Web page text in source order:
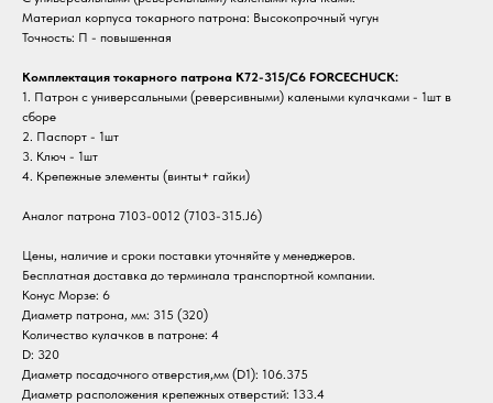
Материал корпуса токарного патрона: Высокопрочный чугун
Точность: П - повышенная
Комплектация токарного патрона K72-315/C6 FORCECHUCK:
1. Патрон с универсальными (реверсивными) калеными кулачками - 1шт в
сборе
2. Паспорт - 1шт
3. Ключ - 1шт
4. Крепежные элементы (винты+ гайки)
Аналог патрона 7103-0012 (7103-315.J6)
Цены, наличие и сроки поставки уточняйте у менеджеров.
Бесплатная доставка до терминала транспортной компании.
Конус Морзе: 6
Диаметр патрона, мм: 315 (320)
Количество кулачков в патроне: 4
D: 320
Диаметр посадочного отверстия,мм (D1): 106.375
Диаметр расположения крепежных отверстий: 133.4